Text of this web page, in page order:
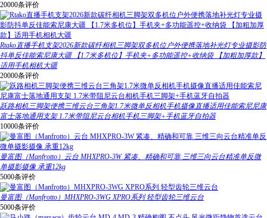
20000条评价
Rtako直播手机支架2026新款碳纤相机三脚架双多机位户外便携落地补光灯专业摄影防
抖单反佳能索尼康大疆 【1.7米多机位】手机夹+多功能遥控+收纳袋 【加粗加厚款】
适用手机相机大疆
20000条评价
跃路相机三脚架便携三维云台三角架1.7米微单反相机手机摄像直播适用佳能索尼尼康
富士落地通用支架 1.7米带阻尼云台相机手机三脚架+手机蓝牙自拍器
10000条评价
曼富图（Manfrotto）云台 MHXPRO-3W 紧凑、精确和可靠 三维三向云台精准单反微
单摄影摄像 承重12kg
5000条评价
曼富图（Manfrotto）MHXPRO-3WG XPRO系列 轻型齿轮三维云台
5000条评价